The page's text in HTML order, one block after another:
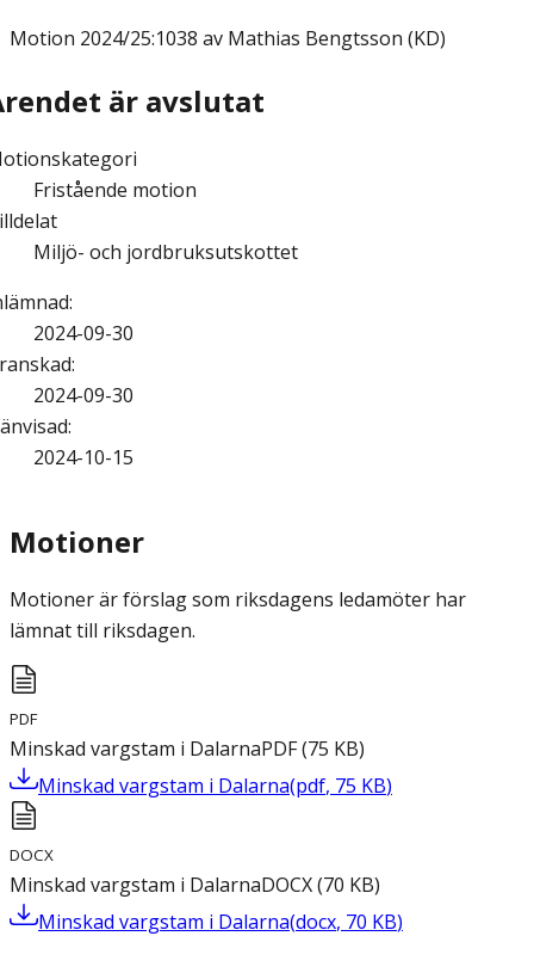
Motion 2024/25:1038 av Mathias Bengtsson (KD)
är avslutat
Fristående motion
Miljö- och jordbruksutskottet
:
2024-09-30
:
2024-09-30
:
2024-10-15
Motioner
Motioner är förslag som riksdagens ledamöter har
lämnat till riksdagen.
PDF
Minskad vargstam i DalarnaPDF(75 KB)
Minskad vargstam i Dalarna(pdf, 75 KB)
DOCX
Minskad vargstam i DalarnaDOCX(70 KB)
Minskad vargstam i Dalarna(docx, 70 KB)